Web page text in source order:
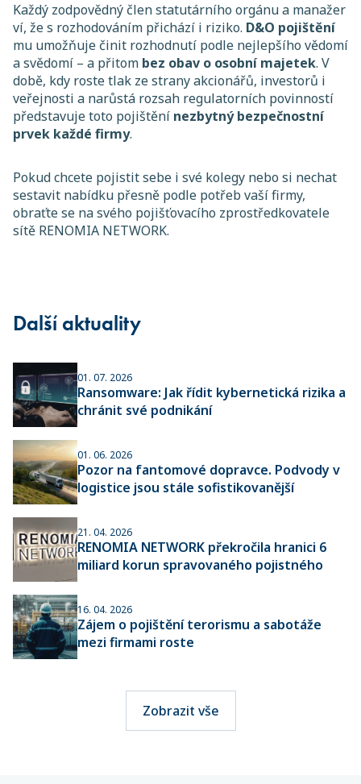
Každý zodpovědný člen statutárního orgánu a manažer
ví, že s rozhodováním přichází i riziko. D&O pojištění
mu umožňuje činit rozhodnutí podle nejlepšího vědomí
a svědomí – a přitom bez obav o osobní majetek. V
době, kdy roste tlak ze strany akcionářů, investorů i
veřejnosti a narůstá rozsah regulatorních povinností
představuje toto pojištění nezbytný bezpečnostní
prvek každé firmy.
Pokud chcete pojistit sebe i své kolegy nebo si nechat
sestavit nabídku přesně podle potřeb vaší firmy,
obraťte se na svého pojišťovacího zprostředkovatele
sítě RENOMIA NETWORK.
Další aktuality
01. 07. 2026
Ransomware: Jak řídit kybernetická rizika a
chránit své podnikání
01. 06. 2026
Pozor na fantomové dopravce. Podvody v
logistice jsou stále sofistikovanější
21. 04. 2026
RENOMIA NETWORK překročila hranici 6
miliard korun spravovaného pojistného
16. 04. 2026
Zájem o pojištění terorismu a sabotáže
mezi firmami roste
Zobrazit vše